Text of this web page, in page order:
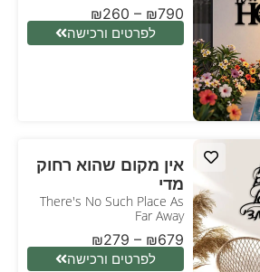
₪260 – ₪790
לפרטים ורכישה
אין מקום שהוא רחוק
מדי
There's No Such Place As
Far Away
₪279 – ₪679
לפרטים ורכישה